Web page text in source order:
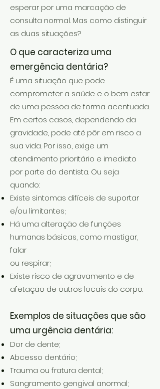
esperar por uma marcação de
consulta normal. Mas como distinguir
as duas situações?
O que caracteriza uma
emergência dentária?
É uma situação que pode
comprometer a saúde e o bem estar
de uma pessoa de forma acentuada.
Em certos casos, dependendo da
gravidade, pode até pôr em risco a
sua vida. Por isso, exige um
atendimento prioritário e imediato
por parte do dentista. Ou seja
quando:
Existe sintomas difíceis de suportar
e/ou limitantes;
Há uma alteração de funções
humanas básicas, como mastigar,
falar
ou respirar;
​Existe risco de agravamento e de
afetação de outros locais do corpo.
Exemplos de situações que são
uma urgência dentária:
Dor de dente;
Abcesso dentário;
Trauma ou fratura dental;
Sangramento gengival anormal;